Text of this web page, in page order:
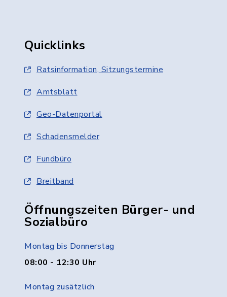
Quicklinks
Ratsinformation, Sitzungstermine
Amtsblatt
Geo-Datenportal
Schadensmelder
Fundbüro
Breitband
Öffnungszeiten Bürger- und
Sozialbüro
Montag bis Donnerstag
08:00 - 12:30 Uhr
Montag zusätzlich